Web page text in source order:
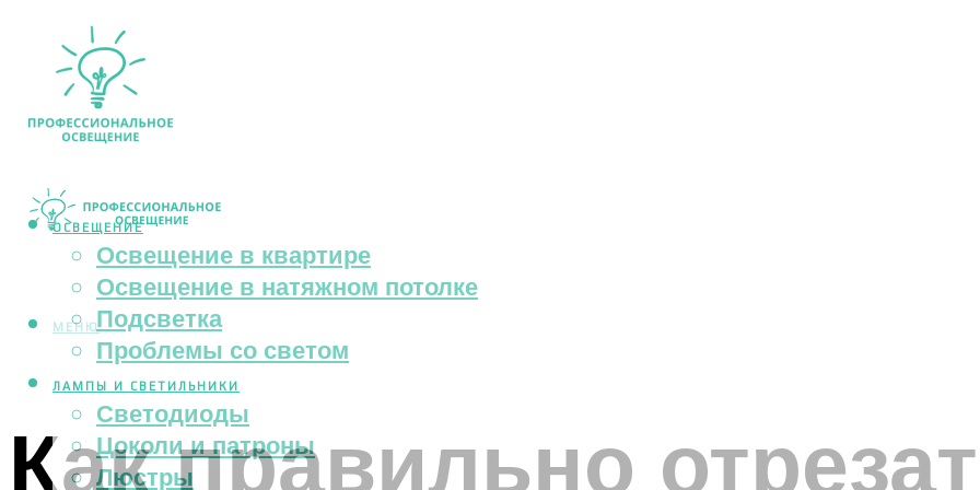
ОСВЕЩЕНИЕ
Освещение в квартире
Освещение в натяжном потолке
Подсветка
Проблемы со светом
ЛАМПЫ И СВЕТИЛЬНИКИ
Светодиоды
Цоколи и патроны
Люстры
МЕНЮ
Как правильно